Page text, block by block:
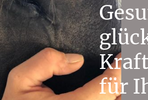
für